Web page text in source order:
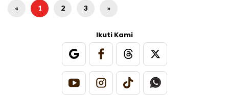
« 1 2 3 »
Ikuti Kami